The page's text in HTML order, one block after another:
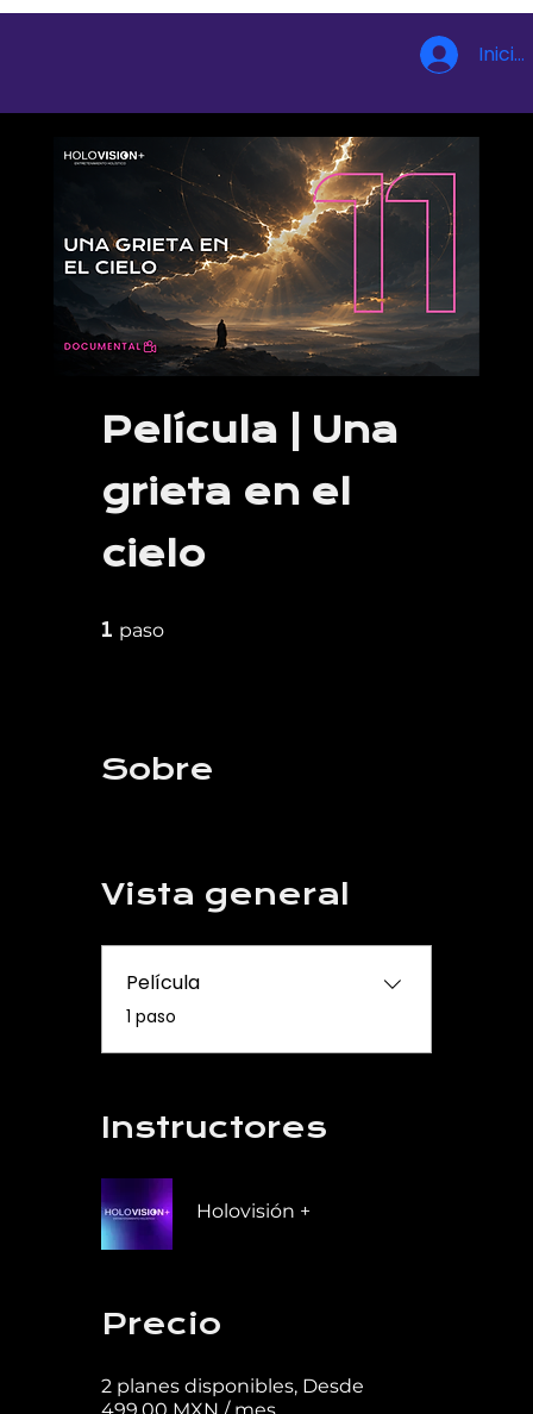
Película | Una
grieta en el
cielo
1 paso
Sobre
Vista general
Película
.1 paso
Instructores
Holovisión +
Precio
2 planes disponibles, Desde